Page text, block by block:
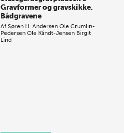
Gravformer og gravskikke.
Bådgravene
AfSøren H. Andersen Ole Crumlin-
Pedersen Ole Klindt-Jensen Birgit
Lind